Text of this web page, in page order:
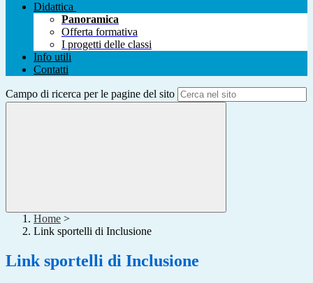
Didattica
Panoramica
Offerta formativa
I progetti delle classi
Info utili
Contatti
Campo di ricerca per le pagine del sito
Home >
Link sportelli di Inclusione
Link sportelli di Inclusione